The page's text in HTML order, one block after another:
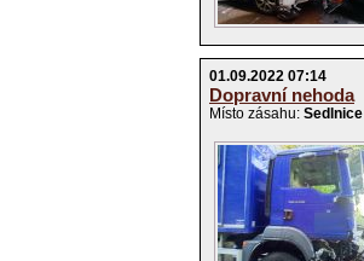
01.09.2022 07:14
Dopravní nehoda
Místo zásahu: Sedlnice